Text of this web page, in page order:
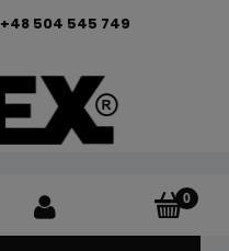
+48 504 545 749